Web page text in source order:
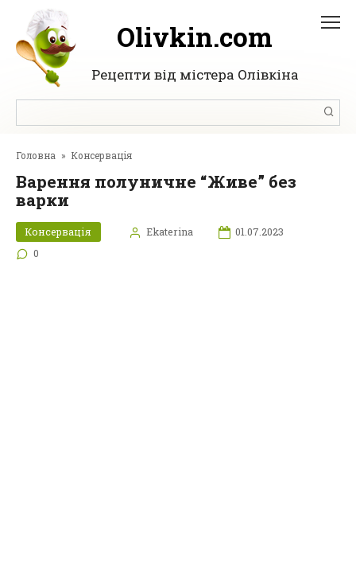
Перейти
вмісту
Olivkin.com
Рецепти від містера Олівкіна
Головна » Консервація
Варення полуничне “Живе” без
варки
Консервація Ekaterina
01.07.2023
0